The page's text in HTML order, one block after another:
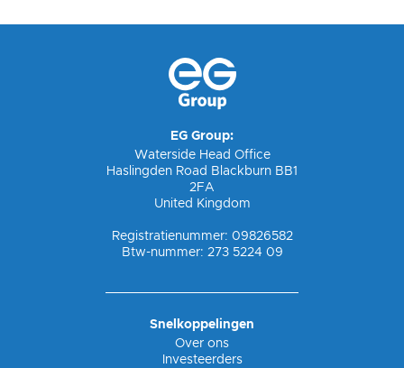
EG Group:
Waterside Head Office
Haslingden Road Blackburn BB1
2FA
United Kingdom
Registratienummer: 09826582
Btw-nummer: 273 5224 09
Snelkoppelingen
Over ons
Investeerders